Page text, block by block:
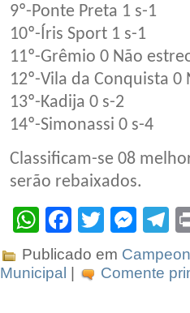
9º-Ponte Preta 1 s-1
10º-Íris Sport 1 s-1
11º-Grêmio 0 Não
12º-Vila da Conquista 0
13º-Kadija 0 s-2
14º-Simonassi 0 s-4
Classificam-se 08
serão rebaixados.
WhatsApp
Facebook
Twitter
Publicado em
Municipal
Comente